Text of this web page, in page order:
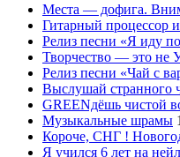
Места — дофига.
Гитарный процессор
Релиз песни «Я иду
Творчество — это не
Релиз песни «Чай с
Выслушай странного
GREENдёшь чистой
Музыкальные шрамы
Короче, СНГ !
Я учился 6 лет на